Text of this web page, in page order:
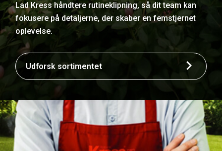
Lad Kress håndtere rutineklipning, så dit team kan
fokusere på detaljerne, der skaber en femstjernet
oplevelse.
Udforsk sortimentet